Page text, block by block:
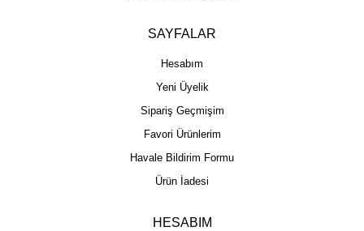
SAYFALAR
Hesabım
Yeni Üyelik
Sipariş Geçmişim
Favori Ürünlerim
Havale Bildirim Formu
Ürün İadesi
HESABIM